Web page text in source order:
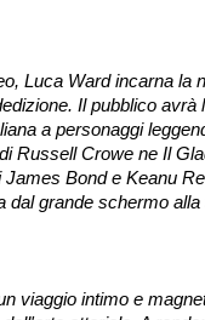
Luca Ward incarna la
Il pubblico avrà
a personaggi
Russell Crowe ne Il
Bond e Keanu
grande schermo alla
viaggio intimo e